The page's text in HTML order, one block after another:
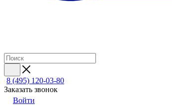
8 (495) 120-03-80
Заказать звонок
Войти